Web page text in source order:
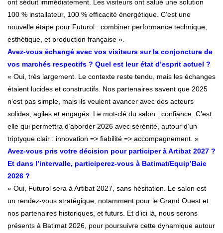
ont séduit immédiatement. Les visiteurs ont salué une solution
100 % installateur, 100 % efficacité énergétique. C’est une
nouvelle étape pour Futurol : combiner performance technique,
esthétique, et production française ».
Avez-vous échangé avec vos visiteurs sur la conjoncture de
vos marchés respectifs ? Quel est leur état d’esprit actuel ?
« Oui, très largement. Le contexte reste tendu, mais les échanges
étaient lucides et constructifs. Nos partenaires savent que 2025
n’est pas simple, mais ils veulent avancer avec des acteurs
solides, agiles et engagés. Le mot-clé du salon : confiance. C’est
elle qui permettra d’aborder 2026 avec sérénité, autour d’un
triptyque clair : innovation => fiabilité => accompagnement. »
Avez-vous pris votre décision pour participer à Artibat 2027 ?
Et dans l’intervalle, participerez-vous à Batimat/Equip’Baie
2026 ?
« Oui, Futurol sera à Artibat 2027, sans hésitation. Le salon est
un rendez-vous stratégique, notamment pour le Grand Ouest et
nos partenaires historiques, et futurs. Et d’ici là, nous serons
présents à Batimat 2026, pour poursuivre cette dynamique autour